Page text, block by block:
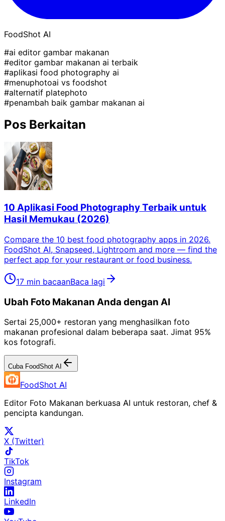
FoodShot AI
#ai editor gambar makanan
#editor gambar makanan ai terbaik
#aplikasi food photography ai
#menuphotoai vs foodshot
#alternatif platephoto
#penambah baik gambar makanan ai
Pos Berkaitan
10 Aplikasi Food Photography Terbaik untuk
Hasil Memukau (2026)
Compare the 10 best food photography apps in 2026.
FoodShot AI, Snapseed, Lightroom and more — find the
perfect app for your restaurant or food business.
17 min bacaanBaca lagi
Ubah Foto Makanan Anda dengan AI
Sertai 25,000+ restoran yang menghasilkan foto
makanan profesional dalam beberapa saat. Jimat 95%
kos fotografi.
Cuba FoodShot AI
FoodShot AI
Editor Foto Makanan berkuasa AI untuk restoran, chef &
pencipta kandungan.
X (Twitter)
TikTok
Instagram
LinkedIn